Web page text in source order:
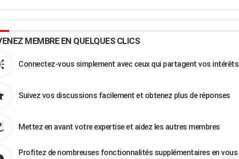
MEMBRE EN QUELQUES CLICS
Connectez-vous simplement avec ceux qui partagent vos intérêts
Suivez vos discussions facilement et obtenez plus de réponses
Mettez en avant votre expertise et aidez les autres membres
Profitez de nombreuses fonctionnalités supplémentaires en vous